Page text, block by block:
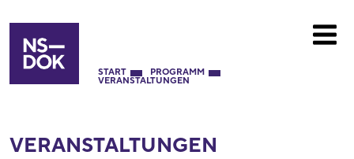
START PROGRAMM
VERANSTALTUNGEN
VERANSTALTUNGEN